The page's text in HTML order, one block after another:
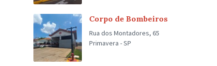
Corpo de Bombeiros
Rua dos Montadores, 65
Primavera - SP